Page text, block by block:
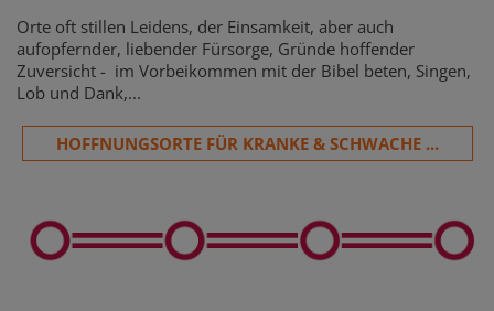
Orte oft stillen Leidens, der Einsamkeit, aber auch
aufopfernder, liebender Fürsorge, Gründe hoffender
Zuversicht - im Vorbeikommen mit der Bibel beten, Singen,
Lob und Dank,...
HOFFNUNGSORTE FÜR KRANKE & SCHWACHE ...